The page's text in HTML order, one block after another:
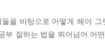
을 바탕으로 어떻게 해야
부 잘하는 법을 뛰어넘어 어